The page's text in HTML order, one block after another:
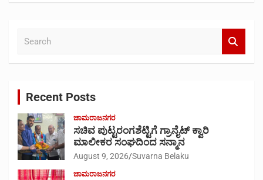
Recent Posts
ಚಾಮರಾಜನಗರ
ಸಚಿವ ಪುಟ್ಟರಂಗಶೆಟ್ಟಿಗೆ ಗ್ರಾನೈಟ್ ಕ್ವಾರಿ
ಮಾಲೀಕರ ಸಂಘದಿಂದ ಸನ್ಮಾನ
August 9, 2026 Suvarna Belaku
ಚಾಮರಾಜನಗರ